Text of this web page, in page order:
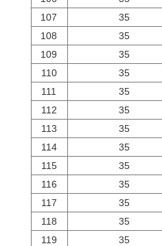
107
35
108
35
109
35
110
35
111
35
112
35
113
35
114
35
115
35
116
35
117
35
118
35
119
35